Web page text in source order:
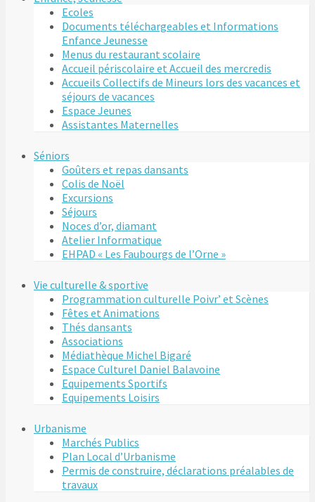
Ecoles
Documents téléchargeables et Informations
Enfance Jeunesse
Menus du restaurant scolaire
Accueil périscolaire et Accueil des mercredis
Accueils Collectifs de Mineurs lors des vacances et
séjours de vacances
Espace Jeunes
Assistantes Maternelles
Séniors
Goûters et repas dansants
Colis de Noël
Excursions
Séjours
Noces d’or, diamant
Atelier Informatique
EHPAD « Les Faubourgs de l’Orne »
Vie culturelle & sportive
Programmation culturelle Poivr’ et Scènes
Fêtes et Animations
Thés dansants
Associations
Médiathèque Michel Bigaré
Espace Culturel Daniel Balavoine
Equipements Sportifs
Equipements Loisirs
Urbanisme
Marchés Publics
Plan Local d’Urbanisme
Permis de construire, déclarations préalables de
travaux